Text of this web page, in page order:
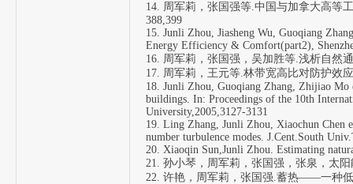
14. 周军莉，张国强等.中国与加拿大高等
388,399
15. Junli Zhou, Jiasheng Wu, Guoqiang
Energy Efficiency & Comfort(part2),
16. 周军莉，张国强，吴加胜等.浅析自然
17. 周军莉，王元等.林带宽高比对防护效
18. Junli Zhou, Guoqiang Zhang, Zhijiao
buildings. In: Proceedings of the 10th
University,2005,3127-3131
19. Ling Zhang, Junli Zhou, Xiaochun Chen
number turbulence modes. J.Cent.South
20. Xiaoqin Sun,Junli Zhou. Estimating
21. 孙小琴，周军莉，张国强，张泉，太
22. 许艳，周军莉，张国强.蓄热——一种低